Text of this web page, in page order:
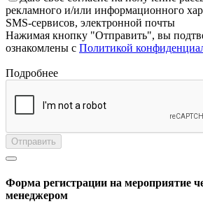
рекламного и/или информационного
SMS-сервисов, электронной почты
Нажимая кнопку "Отправить", вы
ознакомлены с Политикой
Подробнее
Отправить
Форма регистрации на мероприятие
менеджером